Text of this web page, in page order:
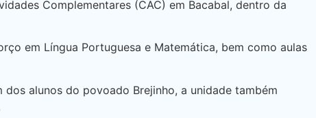
Complementares (CAC) em Bacabal, dentro da
em Língua Portuguesa e Matemática, bem como aulas
alunos do povoado Brejinho, a unidade também